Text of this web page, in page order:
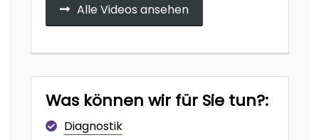
Alle Videos ansehen
Was können wir für Sie tun?:
Diagnostik